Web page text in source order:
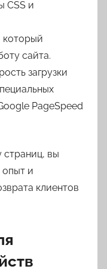
CSS и
который
сайта.
загрузки
PageSpeed
страниц, вы
опыт и
клиентов